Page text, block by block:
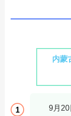
内蒙
1 9月 20